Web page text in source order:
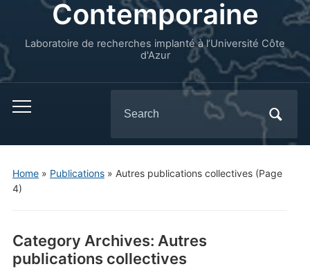
Contemporaine
Laboratoire de recherches implanté à l’Université Côte
d'Azur
for:
Home» Publications» Autres publications collectives(Page
4)
Category Archives: Autres
publications collectives